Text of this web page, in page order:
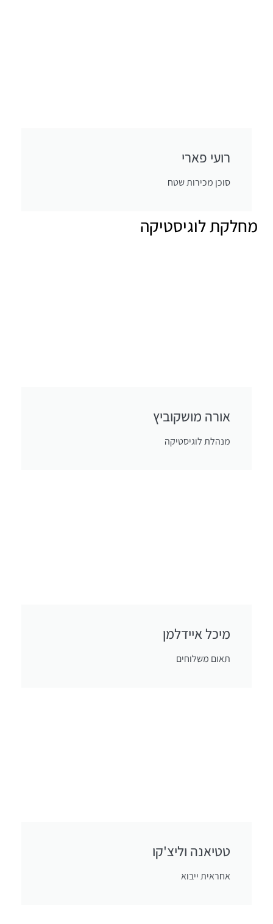
רועי פארי
סוכן מכירות שטח
מחלקת לוגיסטיקה
אורה מושקוביץ
מנהלת לוגיסטיקה
מיכל איידלמן
תאום משלוחים
טטיאנה וליצ'קו
אחראית ייבוא